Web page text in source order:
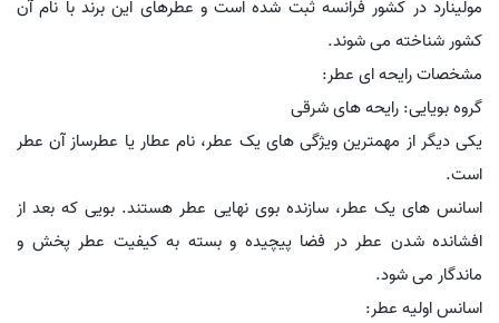
مولینارد در کشور فرانسه ثبت شده است و عطرهای این برند با نام آن
کشور شناخته می شوند.
مشخصات رایحه ای عطر:
گروه بویایی: رایحه های شرقی
یکی دیگر از مهمترین ویژگی های یک عطر، نام عطار یا عطرساز آن عطر
است.
اسانس های یک عطر، سازنده بوی نهایی عطر هستند. بویی که بعد از
افشانده شدن عطر در فضا پیچیده و بسته به کیفیت عطر پخش و
ماندگار می شود.
اسانس اولیه عطر: